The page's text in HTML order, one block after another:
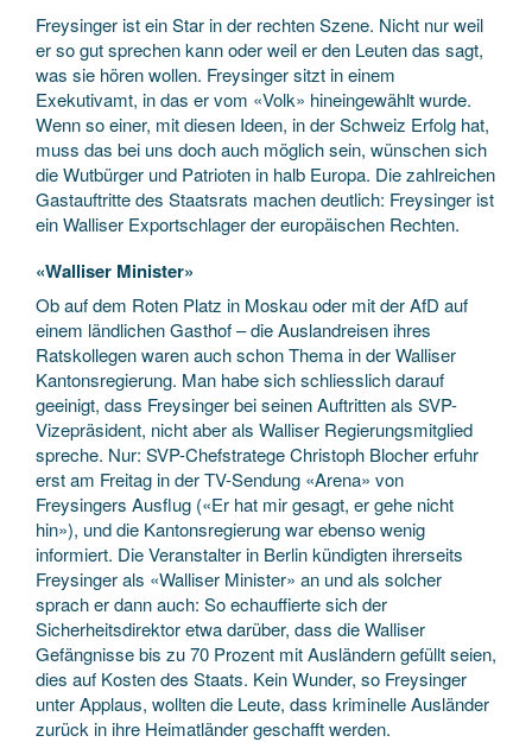
Freysinger ist ein Star in der rechten Szene. Nicht nur weil
er so gut sprechen kann oder weil er den Leuten das sagt,
was sie hören wollen. Freysinger sitzt in einem
Exekutivamt, in das er vom «Volk» hineingewählt wurde.
Wenn so einer, mit diesen Ideen, in der Schweiz Erfolg hat,
muss das bei uns doch auch möglich sein, wünschen sich
die Wutbürger und Patrioten in halb Europa. Die zahlreichen
Gastauftritte des Staatsrats machen deutlich: Freysinger ist
ein Walliser Exportschlager der europäischen Rechten.
«Walliser Minister»
Ob auf dem Roten Platz in Moskau oder mit der AfD auf
einem ländlichen Gasthof – die Auslandreisen ihres
Ratskollegen waren auch schon Thema in der Walliser
Kantonsregierung. Man habe sich schliesslich darauf
geeinigt, dass Freysinger bei seinen Auftritten als SVP-
Vizepräsident, nicht aber als Walliser Regierungsmitglied
spreche. Nur: SVP-Chefstratege Christoph Blocher erfuhr
erst am Freitag in der TV-Sendung «Arena» von
Freysingers Ausflug («Er hat mir gesagt, er gehe nicht
hin»), und die Kantonsregierung war ebenso wenig
informiert. Die Veranstalter in Berlin kündigten ihrerseits
Freysinger als «Walliser Minister» an und als solcher
sprach er dann auch: So echauffierte sich der
Sicherheitsdirektor etwa darüber, dass die Walliser
Gefängnisse bis zu 70 Prozent mit Ausländern gefüllt seien,
dies auf Kosten des Staats. Kein Wunder, so Freysinger
unter Applaus, wollten die Leute, dass kriminelle Ausländer
zurück in ihre Heimatländer geschafft werden.